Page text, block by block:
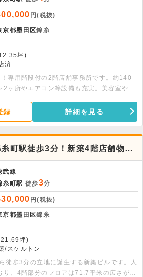
円(税抜)
京都墨田区錦糸
坪)
済
専用階段付の2階店舗事務所です。約140
2ヶ所やエアコン等設備も充実。美容室や医
録 詳細を見る
町駅徒歩3分！新築4階店舗物
武線
糸町駅 徒歩3分
円(税抜)
京都墨田区錦糸
坪)
/スケルトン
徒歩3分の立地に誕生する新築ビルです。人
り、4階部分のフロアは71.7平米の広さがご